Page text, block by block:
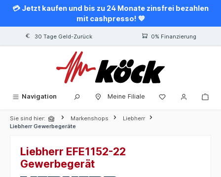
springen
💳 Jetzt kaufen und bis zu 24 Monate zinsfrei bezahlen
mit cashpresso! 💙
30 Tage Geld-Zurück 0% Finanzierung
Navigation Meine Filiale
Sie sind hier: Markenshops
Liebherr
Liebherr Gewerbegeräte
Liebherr EFE1152-22
Gewerbegerät